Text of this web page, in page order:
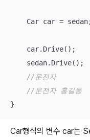
Car car =
    car.Drive();
    sedan.Drive();
//운전자
//운전자 홍길동
}
Car형식의 변수 car는